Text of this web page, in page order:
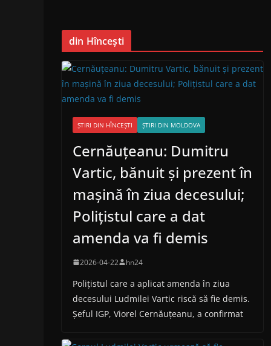
din Hîncești
ȘTIRI DIN HÎNCEȘTI ȘTIRI DIN MOLDOVA
Cernăuțeanu: Dumitru
Vartic, bănuit și prezent în
mașină în ziua decesului;
Polițistul care a dat
amenda va fi demis
2026-04-22 hn24
Polițistul care a aplicat amenda în ziua
decesului Ludmilei Vartic riscă să fie demis.
Șeful IGP, Viorel Cernăuțeanu, a confirmat